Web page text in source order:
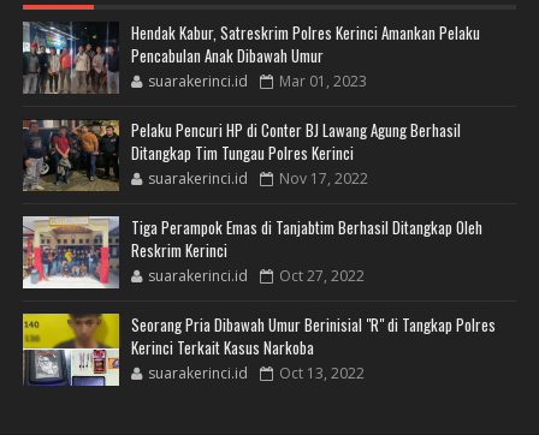
Hendak Kabur, Satreskrim Polres Kerinci Amankan Pelaku
Pencabulan Anak Dibawah Umur
suarakerinci.id Mar 01, 2023
Pelaku Pencuri HP di Conter BJ Lawang Agung Berhasil
Ditangkap Tim Tungau Polres Kerinci
suarakerinci.id Nov 17, 2022
Tiga Perampok Emas di Tanjabtim Berhasil Ditangkap Oleh
Reskrim Kerinci
suarakerinci.id Oct 27, 2022
Seorang Pria Dibawah Umur Berinisial "R" di Tangkap Polres
Kerinci Terkait Kasus Narkoba
suarakerinci.id Oct 13, 2022